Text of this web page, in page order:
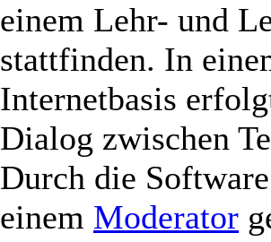
einem Lehr- und
stattfinden. In
Internetbasis
Dialog zwischen
Durch die
einem Moderator